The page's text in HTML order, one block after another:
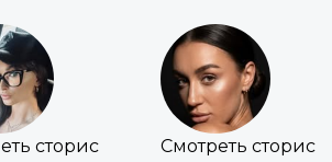
сторис Смотреть сторис